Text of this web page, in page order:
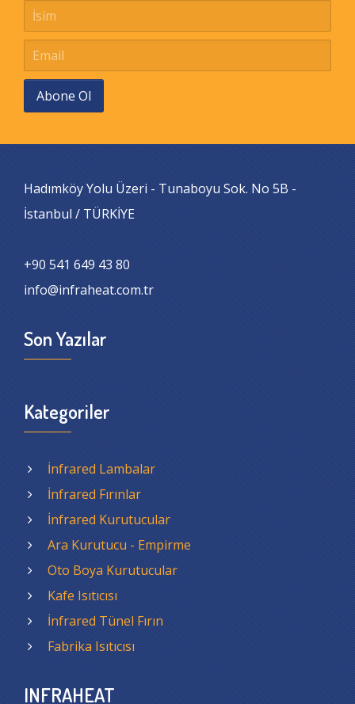
Abone Ol
Hadımköy Yolu Üzeri - Tunaboyu Sok. No 5B -
İstanbul / TÜRKİYE
+90 541 649 43 80
info@infraheat.com.tr
Son Yazılar
Kategoriler
İnfrared Lambalar
İnfrared Fırınlar
İnfrared Kurutucular
Ara Kurutucu - Empirme
Oto Boya Kurutucular
Kafe Isıtıcısı
İnfrared Tünel Fırın
Fabrika Isıtıcısı
INFRAHEAT